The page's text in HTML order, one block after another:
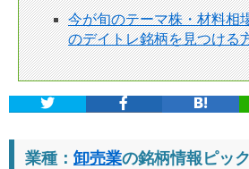
今が旬のテーマ株・材料相
のデイトレ銘柄を見つける
業種： 卸売業の銘柄情報ピッ